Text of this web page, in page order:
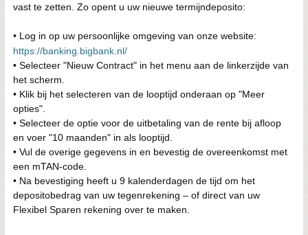
vast te zetten. Zo opent u uw nieuwe termijndeposito:
• Log in op uw persoonlijke omgeving van onze website:
https://banking.bigbank.nl/
• Selecteer "Nieuw Contract" in het menu aan de linkerzijde van
het scherm.
• Klik bij het selecteren van de looptijd onderaan op "Meer
opties".
• Selecteer de optie voor de uitbetaling van de rente bij afloop
en voer "10 maanden" in als looptijd.
• Vul de overige gegevens in en bevestig de overeenkomst met
een mTAN-code.
• Na bevestiging heeft u 9 kalenderdagen de tijd om het
depositobedrag van uw tegenrekening – of direct van uw
Flexibel Sparen rekening over te maken.